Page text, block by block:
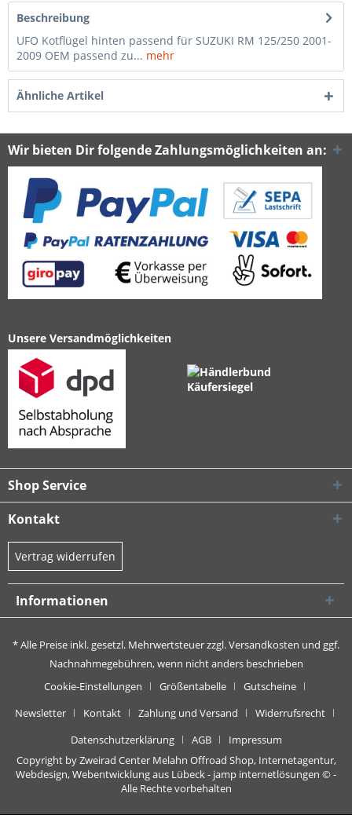
Beschreibung
UFO Kotflügel hinten passend für SUZUKI RM 125/250 2001-
2009 OEM passend zu... mehr
Ähnliche Artikel
Wir bieten Dir folgende Zahlungsmöglichkeiten an:
Unsere Versandmöglichkeiten
Shop Service
Kontakt
Vertrag widerrufen
Informationen
* Alle Preise inkl. gesetzl. Mehrwertsteuer zzgl.Versandkosten und ggf.
Nachnahmegebühren, wenn nicht anders beschrieben
Cookie-Einstellungen
Größentabelle
Gutscheine
Newsletter
Kontakt Zahlung und Versand
Widerrufsrecht
Datenschutzerklärung
AGB
Impressum
Copyright by Zweirad Center Melahn Offroad Shop, Internetagentur,
Webdesign, Webentwicklung aus Lübeck - jamp internetlösungen © -
Alle Rechte vorbehalten